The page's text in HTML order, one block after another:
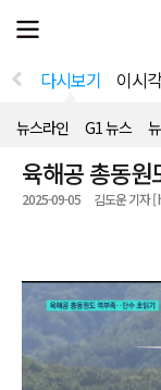
전
체
뉴
열
다시보기 이시
뉴스라인 G1 뉴스
육해공 총동
2025-09-05 김도운 기자